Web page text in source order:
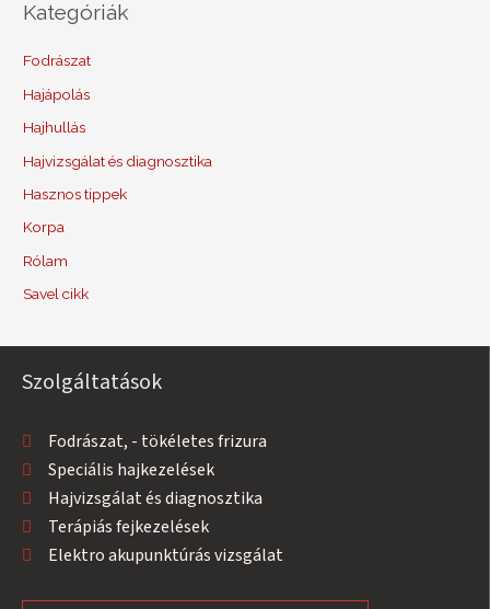
Kategóriák
Fodrászat
Hajápolás
Hajhullás
Hajvizsgálat és diagnosztika
Hasznos tippek
Korpa
Rólam
Savel cikk
Szolgáltatások
Fodrászat, - tökéletes frizura
Speciális hajkezelések
Hajvizsgálat és diagnosztika
Terápiás fejkezelések
Elektro akupunktúrás vizsgálat